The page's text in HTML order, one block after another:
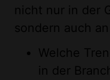
nicht nur in der
sondern auch
Welche
in der